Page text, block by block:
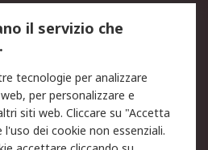
Informativa Privacy -
Aggiornata
Termini d'uso
il servizio che
tecnologie per analizzare
per personalizzare e
siti web. Cliccare su "Accetta
dei cookie non essenziali.